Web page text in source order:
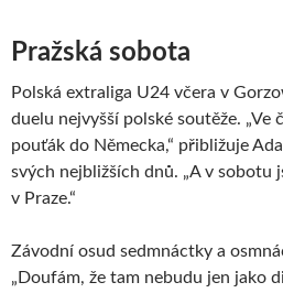
Pražská sobota
Polská extraliga U24 včera v
duelu nejvyšší polské soutěže. „Ve
pouťák do Německa,“ přibližuje
svých nejbližších dnů. „A v sobotu
v Praze.“
Závodní osud sedmnáctky a
„Doufám, že tam nebudu jen jako